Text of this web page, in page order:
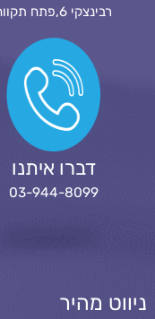
רבינצקי 6,פתח תקווה
דברו איתנו
03-944-8099
ניווט מהיר